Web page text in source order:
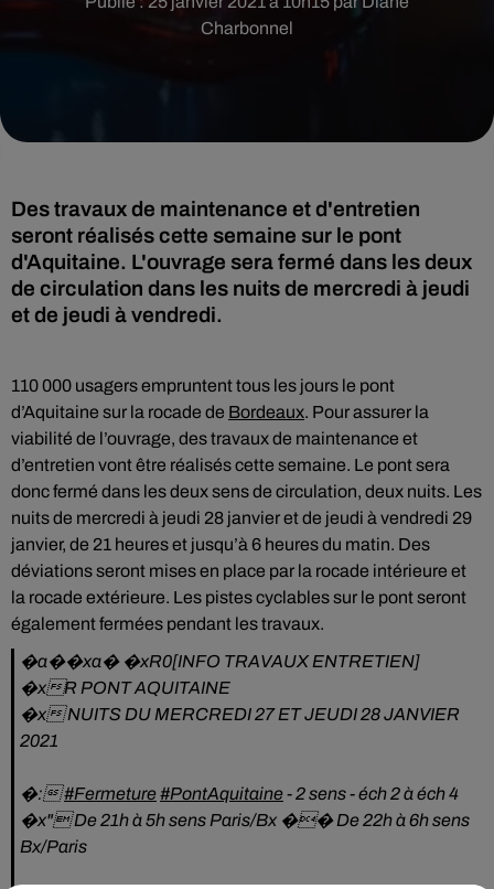
Charbonnel
Des travaux de maintenance et d'entretien
seront réalisés cette semaine sur le pont
d'Aquitaine. L'ouvrage sera fermé dans les deux
de circulation dans les nuits de mercredi à jeudi
et de jeudi à vendredi.
110 000 usagers empruntent tous les jours le pont
d’Aquitaine sur la rocade de Bordeaux. Pour assurer la
viabilité de l’ouvrage, des travaux de maintenance et
d’entretien vont être réalisés cette semaine. Le pont sera
donc fermé dans les deux sens de circulation, deux nuits. Les
nuits de mercredi à jeudi 28 janvier et de jeudi à vendredi 29
janvier, de 21 heures et jusqu’à 6 heures du matin. Des
déviations seront mises en place par la rocade intérieure et
la rocade extérieure. Les pistes cyclables sur le pont seront
également fermées pendant les travaux.
�a�️�xa� �xR0[INFO TRAVAUX ENTRETIEN]
�xR PONT AQUITAINE
�x NUITS DU MERCREDI 27 ET JEUDI 28 JANVIER
2021
�: #Fermeture#PontAquitaine- 2 sens - éch 2 à éch 4
�x" De 21h à 5h sens Paris/Bx �� De 22h à 6h sens
Bx/Paris